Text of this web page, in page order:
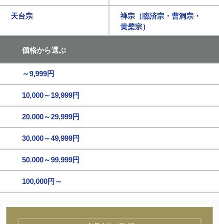
天台宗
禅宗（臨済宗・曹洞宗・
黄檗宗）
価格から選ぶ
～9,999円
10,000～19,999円
20,000～29,999円
30,000～49,999円
50,000～99,999円
100,000円～